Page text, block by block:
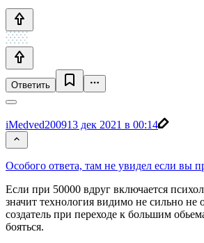
Ответить
iMedved200913 дек 2021 в 00:14
Особого ответа, там не увидел если вы
Если при 50000 вдруг включается
значит технология видимо не сильно не
создатель при переходе к большим
бояться.